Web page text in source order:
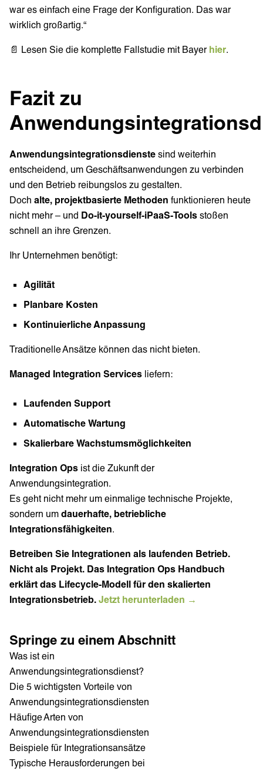
war es einfach eine Frage der Konfiguration. Das war
wirklich großartig.“
📄 Lesen Sie die komplette Fallstudie mit Bayer hier.
Fazit zu
Anwendungsintegrationsdienste sind weiterhin
entscheidend, um Geschäftsanwendungen zu verbinden
und den Betrieb reibungslos zu gestalten.
Doch alte, projektbasierte Methoden funktionieren heute
nicht mehr – und Do-it-yourself-iPaaS-Tools stoßen
schnell an ihre Grenzen.
Ihr Unternehmen benötigt:
Agilität
Planbare Kosten
Kontinuierliche Anpassung
Traditionelle Ansätze können das nicht bieten.
Managed Integration Services liefern:
Laufenden Support
Automatische Wartung
Skalierbare Wachstumsmöglichkeiten
Integration Ops ist die Zukunft der
Anwendungsintegration.
Es geht nicht mehr um einmalige technische Projekte,
sondern um dauerhafte, betriebliche
Integrationsfähigkeiten.
Betreiben Sie Integrationen als laufenden Betrieb.
Nicht als Projekt. Das Integration Ops Handbuch
erklärt das Lifecycle-Modell für den skalierten
Integrationsbetrieb. Jetzt herunterladen →
Springe zu einem Abschnitt
Was ist ein
Anwendungsintegrationsdienst?
Die 5 wichtigsten Vorteile von
Anwendungsintegrationsdiensten
Häufige Arten von
Anwendungsintegrationsdiensten
Beispiele für Integrationsansätze
Typische Herausforderungen bei